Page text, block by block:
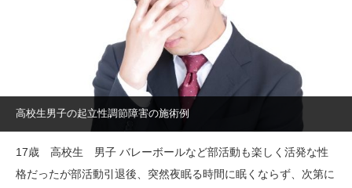
高校生男子の起立性調節障害の施術例
17歳 高校生 男子 バレーボールなど部活動も楽しく活発な性
格だったが部活動引退後、突然夜眠る時間に眠くならず、次第に